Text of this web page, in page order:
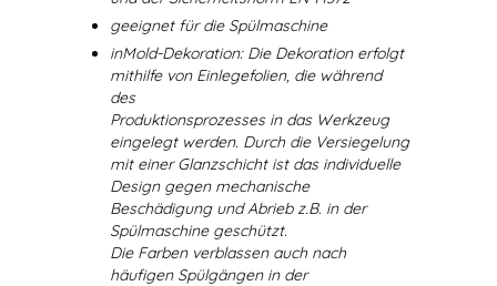
geeignet für die Spülmaschine
inMold-Dekoration: Die Dekoration erfolgt
mithilfe von Einlegefolien, die während
des
Produktionsprozesses in das Werkzeug
eingelegt werden. Durch die Versiegelung
mit einer Glanzschicht ist das individuelle
Design gegen mechanische
Beschädigung und Abrieb z.B. in der
Spülmaschine geschützt.
Die Farben verblassen auch nach
häufigen Spülgängen in der